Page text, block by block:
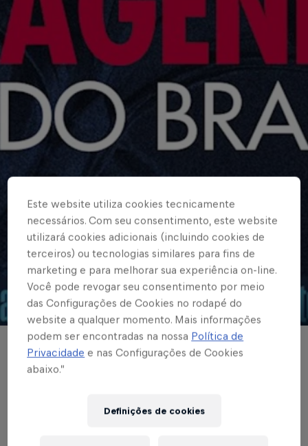
© Red Bull Bragantino
BRASILEIRÃO
cheia no Paulista,
Este website utiliza cookies tecnicamente
necessários. Com seu consentimento, este website
utilizará cookies adicionais (incluindo cookies de
terceiros) ou tecnologias similares para fins de
marketing e para melhorar sua experiência on-line.
Você pode revogar seu consentimento por meio
das Configurações de Cookies no rodapé do
website a qualquer momento. Mais informações
podem ser encontradas na nossa Política de
Privacidade e nas Configurações de Cookies
abaixo.”
Definições de cookies